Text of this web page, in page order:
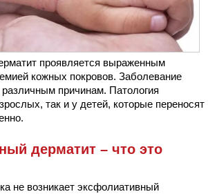
проявляется выраженным
кожных покровов. Заболевание
причинам. Патология
так и у детей, которые переносят
дерматит – что это
не возникает эксфолиативный